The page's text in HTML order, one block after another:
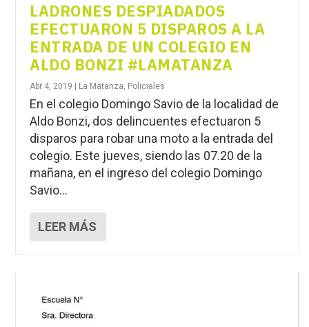
LADRONES DESPIADADOS
EFECTUARON 5 DISPAROS A LA
ENTRADA DE UN COLEGIO EN
ALDO BONZI #LAMATANZA
Abr 4, 2019 La Matanza, Policiales
En el colegio Domingo Savio de la localidad de
Aldo Bonzi, dos delincuentes efectuaron 5
disparos para robar una moto a la entrada del
colegio. Este jueves, siendo las 07.20 de la
mañana, en el ingreso del colegio Domingo
Savio...
LEER MÁS